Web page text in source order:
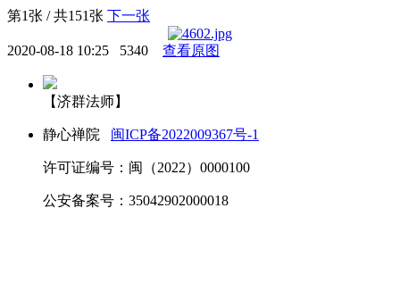
第1张 / 共151张 下一张
2020-08-18 10:25 5340 查看原图
【济群法师】
静心禅院 闽ICP备2022009367号-1
许可证编号：闽（2022）0000100
公安备案号：35042902000018